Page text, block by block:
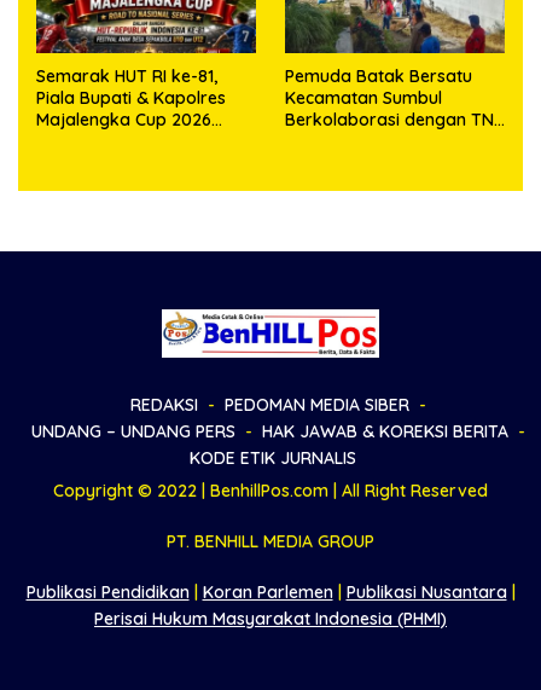
Semarak HUT RI ke-81,
Piala Bupati & Kapolres
Majalengka Cup 2026
Pemuda Batak Bersatu
Kecamatan Sumbul
Berkolaborasi dengan TNI
REDAKSI
PEDOMAN MEDIA SIBER
UNDANG – UNDANG PERS
HAK JAWAB & KOREKSI BERITA
KODE ETIK JURNALIS
Copyright © 2022 | BenhillPos.com | All Right Reserved
PT. BENHILL MEDIA GROUP
Publikasi Pendidikan| Koran Parlemen| Publikasi Nusantara|
Perisai Hukum Masyarakat Indonesia (PHMI)